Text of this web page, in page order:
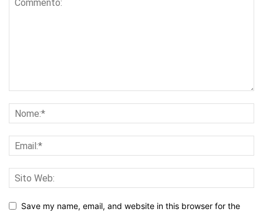
Save my name, email, and website in this browser for the